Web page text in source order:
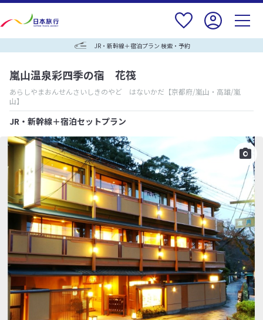
JR・新幹線＋宿泊プラン 検索・予約
嵐山温泉彩四季の宿 花筏
あらしやまおんせんさいしきのやど はないかだ 【京都府/嵐山・高雄/嵐
山】
JR・新幹線＋宿泊セットプラン